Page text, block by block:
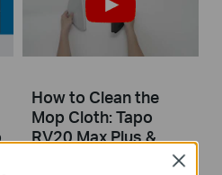
How to Clean the
Mop Cloth: Tapo
RV20 Max Plus &
Tapo RV20 Max PlusClose